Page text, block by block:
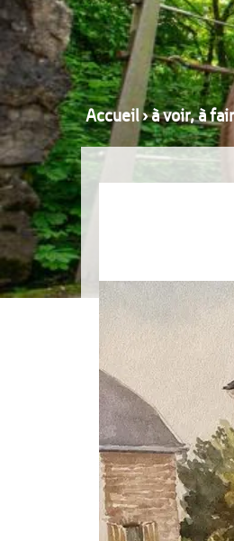
Accueil›à voir, à